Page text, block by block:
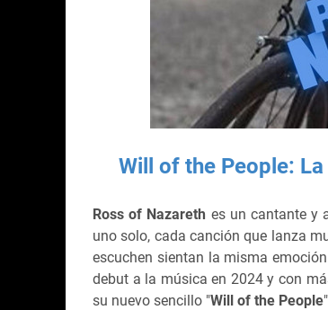
Will of the People:
Ross of Nazareth es un cantante y
uno solo, cada canción que lanza
escuchen sientan la misma
debut a la música en 2024 y con
su nuevo sencillo "Will of the People